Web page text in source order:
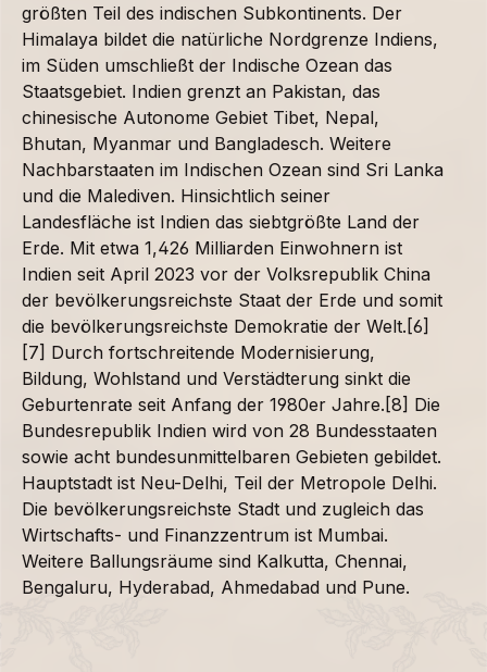
größten Teil des indischen Subkontinents. Der
Himalaya bildet die natürliche Nordgrenze Indiens,
im Süden umschließt der Indische Ozean das
Staatsgebiet. Indien grenzt an Pakistan, das
chinesische Autonome Gebiet Tibet, Nepal,
Bhutan, Myanmar und Bangladesch. Weitere
Nachbarstaaten im Indischen Ozean sind Sri Lanka
und die Malediven. Hinsichtlich seiner
Landesfläche ist Indien das siebtgrößte Land der
Erde. Mit etwa 1,426 Milliarden Einwohnern ist
Indien seit April 2023 vor der Volksrepublik China
der bevölkerungsreichste Staat der Erde und somit
die bevölkerungsreichste Demokratie der Welt.[6]
[7] Durch fortschreitende Modernisierung,
Bildung, Wohlstand und Verstädterung sinkt die
Geburtenrate seit Anfang der 1980er Jahre.[8] Die
Bundesrepublik Indien wird von 28 Bundesstaaten
sowie acht bundesunmittelbaren Gebieten gebildet.
Hauptstadt ist Neu-Delhi, Teil der Metropole Delhi.
Die bevölkerungsreichste Stadt und zugleich das
Wirtschafts- und Finanzzentrum ist Mumbai.
Weitere Ballungsräume sind Kalkutta, Chennai,
Bengaluru, Hyderabad, Ahmedabad und Pune.